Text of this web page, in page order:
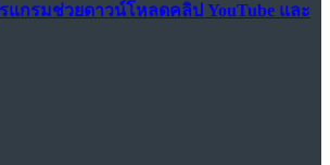
รแกรมช่วยดาวน์โหลดคลิป YouTube และ